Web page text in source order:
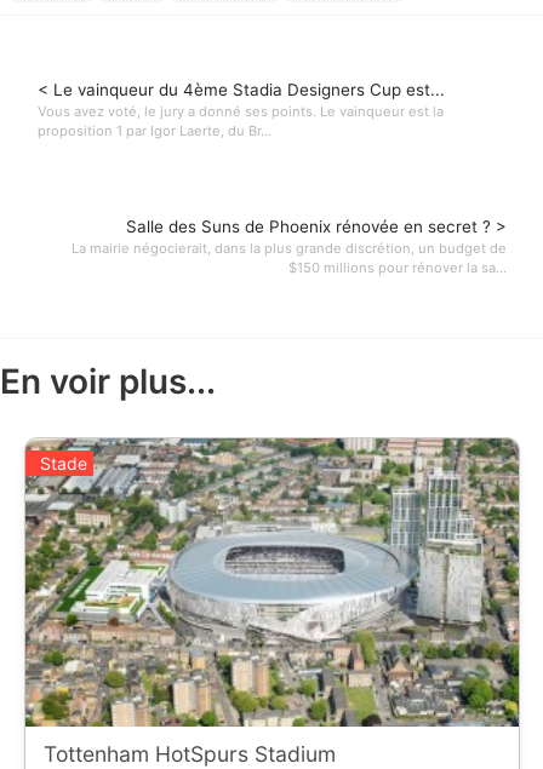
< Le vainqueur du 4ème Stadia Designers Cup est...
Vous avez voté, le jury a donné ses points. Le vainqueur est la
proposition 1 par Igor Laerte, du Br...
Salle des Suns de Phoenix rénovée en secret ? >
La mairie négocierait, dans la plus grande discrétion, un budget de
$150 millions pour rénover la sa...
En voir plus...
Stade
Tottenham HotSpurs Stadium